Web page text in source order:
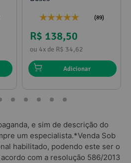
(89)
R$ 138,50
ou 4x de R$ 34,62
Adicionar
e sim de descrição do
um especialista.*Venda Sob
habilitado, podendo este ser o
com a resolução 586/2013